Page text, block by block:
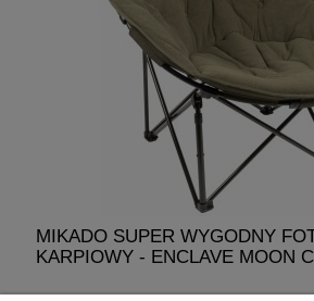
MIKADO SUPER WYGODNY
KARPIOWY - ENCLAVE MOON